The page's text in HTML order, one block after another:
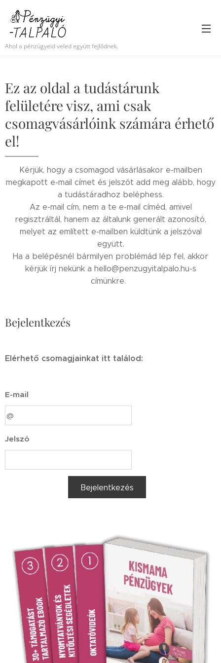
Ahol a pénzügyeid veled együtt fejlődnek.
Ez az oldal a tudástárunk
felületére visz, ami csak
csomagvásárlóink számára érhető
el!
Kérjük, hogy a csomagod vásárlásakor e-mailben
megkapott e-mail címet és jelszót add meg alább, hogy
a tudástáradhoz beléphess.
Az e-mail cím, nem a te e-mail címéd, amivel
regisztráltál, hanem az általunk generált azonosító,
melyet az említett e-mailben küldtünk a jelszóval
együtt.
Ha a belépésnél bármilyen problémád lép fel, akkor
kérjük írj nekünk a hello@penzugyitalpalo.hu-s
címünkre.
Bejelentkezés
Elérhető csomagjainkat itt találod:
E-mail
Jelszó
Bejelentkezés